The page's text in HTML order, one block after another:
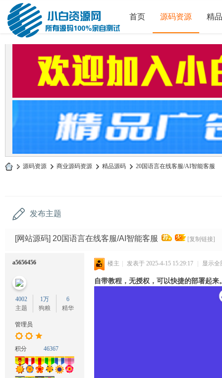
首页 源码资源 精
» 源码资源 › 商业源码资源 › 精品源码 › 20国语言在线客服/AI智能客服
发布主题
[网站源码] 20国语言在线客服/AI智能客服 [复制链接]
a5656456
4002
主题
1万
狗粮
6
精华
管理员
积分 46367
楼主 | 发表于 2025-4-15 15:29:17 | 显示全
自带教程，无授权，可以快捷的部署起来